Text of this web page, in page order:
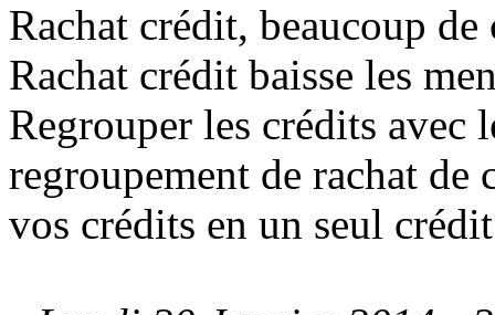
Rachat crédit, beaucoup
Rachat crédit baisse les
Regrouper les crédits avec
regroupement de rachat de
vos crédits en un seul